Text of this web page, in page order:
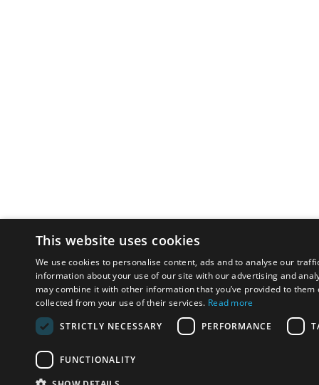
This website uses cookies
We use cookies to personalise content, ads and to analyse our
information about your use of our site with our advertising and
may combine it with other information that you’ve provided to them
collected from your use of their services. Read more
STRICTLY NECESSARY
PERFORMANCE
FUNCTIONALITY